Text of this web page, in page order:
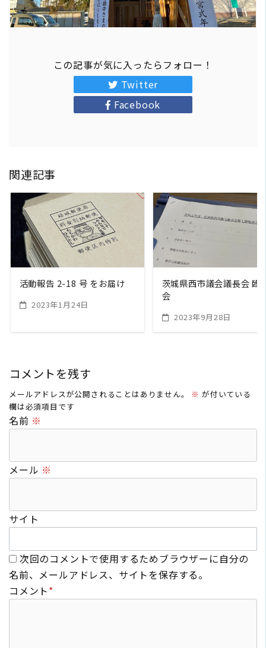
この記事が気に入ったらフォロー！
Twitter
Facebook
関連記事
READ MORE
活動報告 2-18 号 をお届け
2023年1月24日
READ MORE
茨城県西市議会議長会 臨
会
2023年9月28日
コメントを残す
メールアドレスが公開されることはありません。 ※ が付いている
欄は必須項目です
名前 ※
メール ※
サイト
次回のコメントで使用するためブラウザーに自分の
名前、メールアドレス、サイトを保存する。
コメント*